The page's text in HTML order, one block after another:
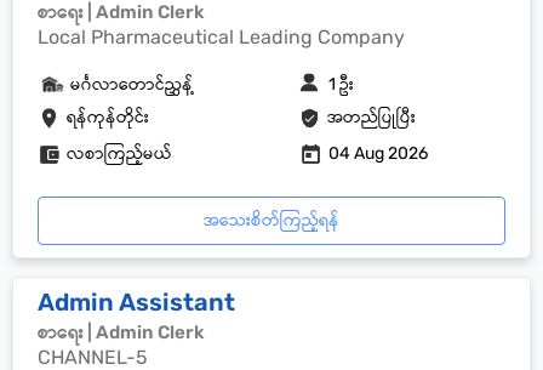
စာရေး | Admin Clerk
Local Pharmaceutical Leading Company
ရန်ကုန်တိုင်း အတည်ပြုပြီး
မင်္ဂလာတောင်ညွှန့် 1 ဦး
လစာကြည့်မယ် 04 Aug 2026
အသေးစိတ်ကြည့်ရန်
Admin Assistant
စာရေး | Admin Clerk
CHANNEL-5